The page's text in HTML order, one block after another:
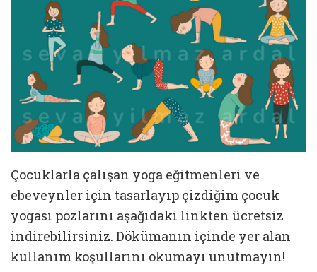
Çocuklarla çalışan yoga eğitmenleri ve
ebeveynler için tasarlayıp çizdiğim çocuk
yogası pozlarını aşağıdaki linkten ücretsiz
indirebilirsiniz. Dökümanın içinde yer alan
kullanım koşullarını okumayı unutmayın!